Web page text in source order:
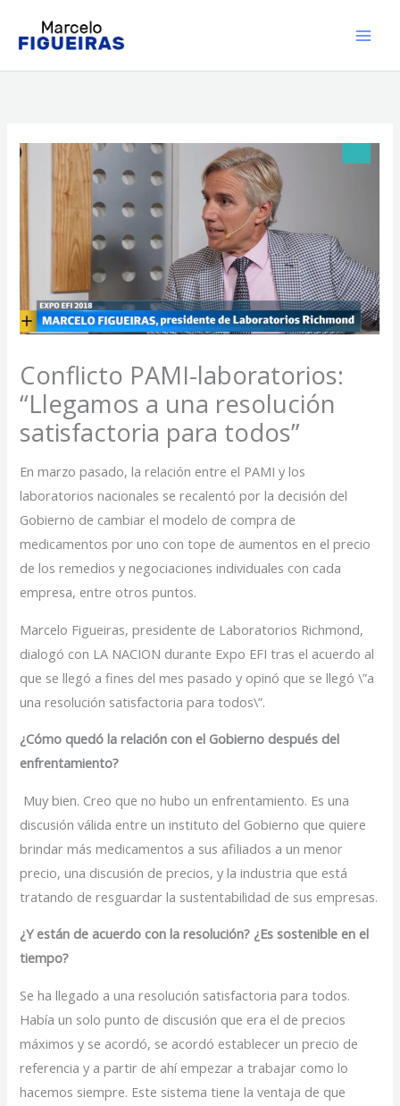
Conflicto PAMI-laboratorios:
“Llegamos a una resolución
satisfactoria para todos”
En marzo pasado, la relación entre el PAMI y los
laboratorios nacionales se recalentó por la decisión del
Gobierno de cambiar el modelo de compra de
medicamentos por uno con tope de aumentos en el precio
de los remedios y negociaciones individuales con cada
empresa, entre otros puntos.
Marcelo Figueiras, presidente de Laboratorios Richmond,
dialogó con LA NACION durante Expo EFI tras el acuerdo al
que se llegó a fines del mes pasado y opinó que se llegó \”a
una resolución satisfactoria para todos\”.
¿Cómo quedó la relación con el Gobierno después del
enfrentamiento?
Muy bien. Creo que no hubo un enfrentamiento. Es una
discusión válida entre un instituto del Gobierno que quiere
brindar más medicamentos a sus afiliados a un menor
precio, una discusión de precios, y la industria que está
tratando de resguardar la sustentabilidad de sus empresas.
¿Y están de acuerdo con la resolución? ¿Es sostenible en el
tiempo?
Se ha llegado a una resolución satisfactoria para todos.
Había un solo punto de discusión que era el de precios
máximos y se acordó, se acordó establecer un precio de
referencia y a partir de ahí empezar a trabajar como lo
hacemos siempre. Este sistema tiene la ventaja de que